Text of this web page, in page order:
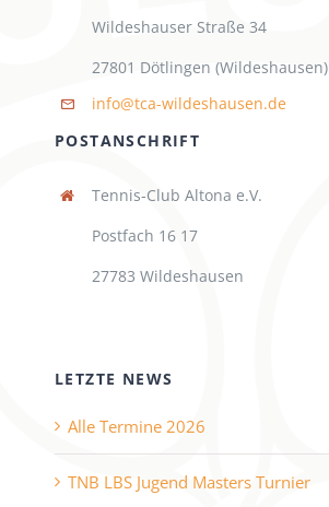
Wildeshauser Straße 34
27801 Dötlingen (Wildeshausen)
info@tca-wildeshausen.de
POSTANSCHRIFT
Tennis-Club Altona e.V.
Postfach 16 17
27783 Wildeshausen
LETZTE NEWS
Alle Termine 2026
TNB LBS Jugend Masters Turnier